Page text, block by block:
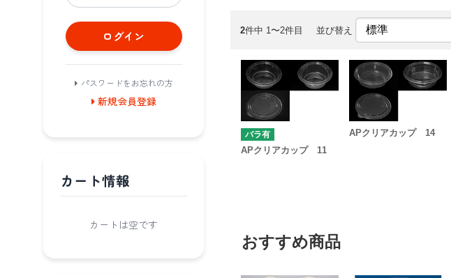
2件中 1〜2件目 並び替え
バラ有
APクリアカップ 11
APクリアカップ 14
おすすめ商品
ログイン
パスワードをお忘れの方
新規会員登録
カート情報
カートは空です